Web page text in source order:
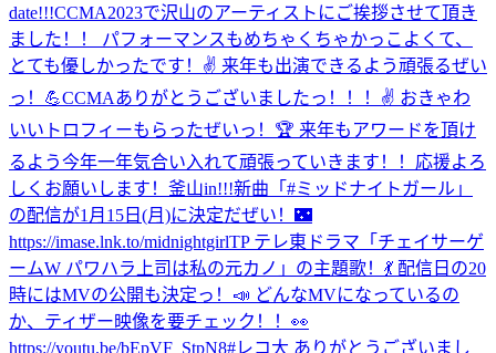
date!!!CCMA2023で沢山のアーティストにご挨拶させて頂き
ました！！ パフォーマンスもめちゃくちゃかっこよくて、
とても優しかったです！✌️ 来年も出演できるよう頑張るぜい
っ！💪CCMAありがとうございましたっ！！！✌️ おきゃわ
いいトロフィーもらったぜいっ！🏆 来年もアワードを頂け
るよう今年一年気合い入れて頑張っていきます！！応援よろ
しくお願いします！ 釜山in!!!新曲「#ミッドナイトガール」
の配信が1月15日(月)に決定だぜい！🌃
https://imase.lnk.to/midnightgirlTP テレ東ドラマ「チェイサーゲ
ームW パワハラ上司は私の元カノ」の主題歌！💃 配信日の20
時にはMVの公開も決定っ！📣 どんなMVになっているの
か、ティザー映像を要チェック！！👀
https://youtu.be/bEpVF_StpN8#レコ大 ありがとうございまし